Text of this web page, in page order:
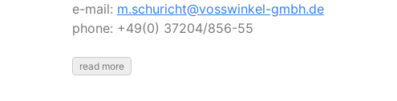
e-mail: m.schuricht@vosswinkel-gmbh.de
phone: +49(0) 37204/856-55
read more